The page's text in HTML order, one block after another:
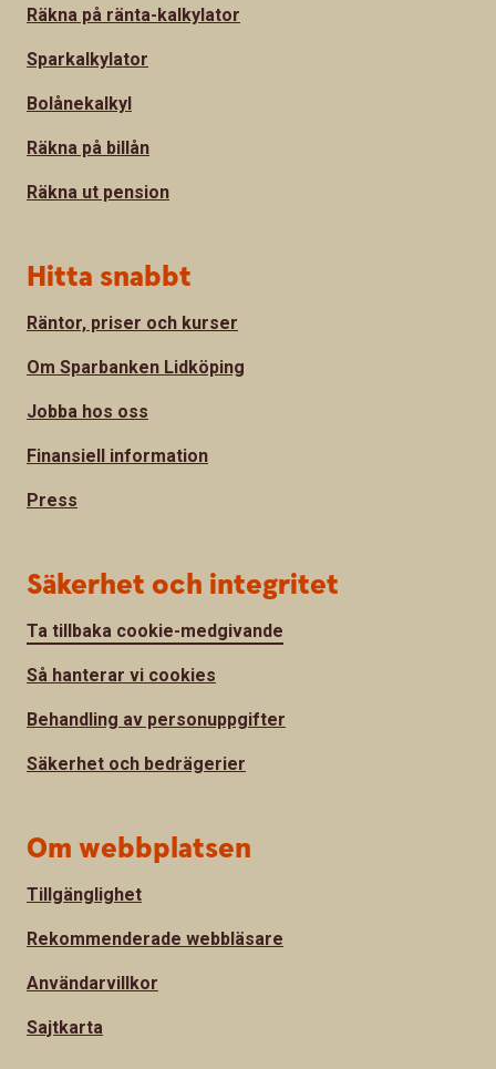
Räkna på ränta-kalkylator
Sparkalkylator
Bolånekalkyl
Räkna på billån
Räkna ut pension
Hitta snabbt
Räntor, priser och kurser
Om Sparbanken Lidköping
Jobba hos oss
Finansiell information
Press
Säkerhet och integritet
Ta tillbaka cookie-medgivande
Så hanterar vi cookies
Behandling av personuppgifter
Säkerhet och bedrägerier
Om webbplatsen
Tillgänglighet
Rekommenderade webbläsare
Användarvillkor
Sajtkarta